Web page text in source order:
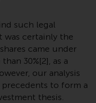
ein 40-Act-
Anlage für
die
sowie die
des
such legal
was certainly the
came under
30%[2], as a
our analysis
to form a
thesis.